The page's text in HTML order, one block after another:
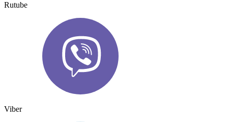
Rutube
Viber